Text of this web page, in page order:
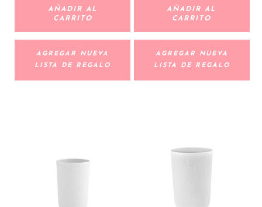
AÑADIR AL
CARRITO
AGREGAR NUEVA
LISTA DE REGALO
AÑADIR AL
CARRITO
AGREGAR NUEVA
LISTA DE REGALO